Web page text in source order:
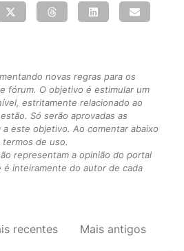
novas regras para os
fórum. O objetivo é estimular um
estritamente relacionado ao
Só serão aprovadas as
este objetivo. Ao comentar abaixo
de uso.
representam a opinião do portal
é inteiramente do autor de cada
recentes Mais antigos